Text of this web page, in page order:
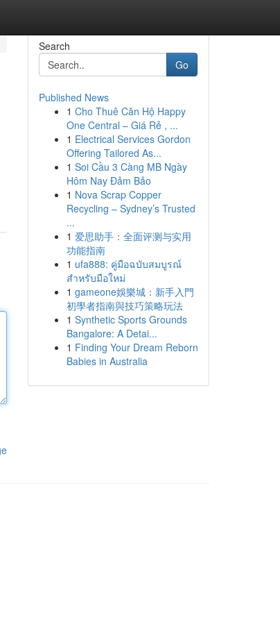
Search
Go
Published News
1 Cho Thuê Căn Hộ Happy
One Central – Giá Rẻ , ...
1 Electrical Services Gordon
Offering Tailored As...
1 Soi Cầu 3 Càng MB Ngày
Hôm Nay Đảm Bảo
1 Nova Scrap Copper
Recycling – Sydney’s Trusted
...
1 爱思助手：全面评测与实用
功能指南
1 ufa888: คู่มือฉบับสมบูรณ์
สำหรับมือใหม่
1 gameone娛樂城：新手入門
初學者指南與技巧策略玩法
1 Synthetic Sports Grounds
Bangalore: A Detai...
1 Finding Your Dream Reborn
Babies in Australia